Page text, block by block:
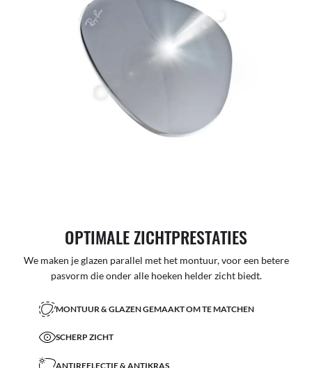
OPTIMALE ZICHTPRESTATIES
We maken je glazen parallel met het montuur, voor een betere
pasvorm die onder alle hoeken helder zicht biedt.
MONTUUR & GLAZEN GEMAAKT OM TE MATCHEN
SCHERP ZICHT
ANTIREFLECTIE & ANTIKRAS